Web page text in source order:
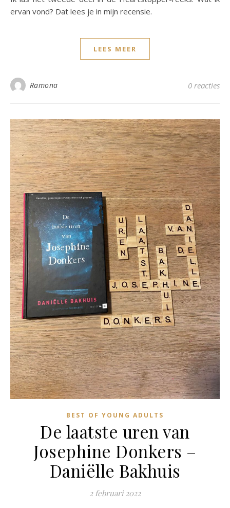
ervan vond? Dat lees je in mijn recensie.
LEES MEER
Ramona 0 reacties
BEST OF YOUNG ADULTS
De laatste uren van
Josephine Donkers –
Daniëlle Bakhuis
2 februari 2022